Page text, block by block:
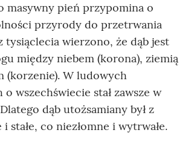
masywny pień przypomina o
przyrody do przetrwania
tysiąclecia wierzono, że dąb jest
między niebem (korona), ziemią
(korzenie). W ludowych
wszechświecie stał zawsze w
dąb utożsamiany był z
stałe, co niezłomne i wytrwałe.